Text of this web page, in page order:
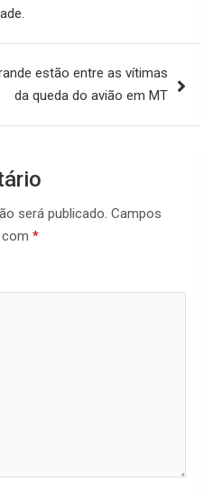
estão entre as vítimas
da queda do avião em MT
será publicado. Campos
*